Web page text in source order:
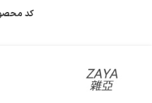
کد